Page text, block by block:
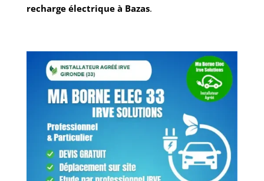
recharge électrique à Bazas.